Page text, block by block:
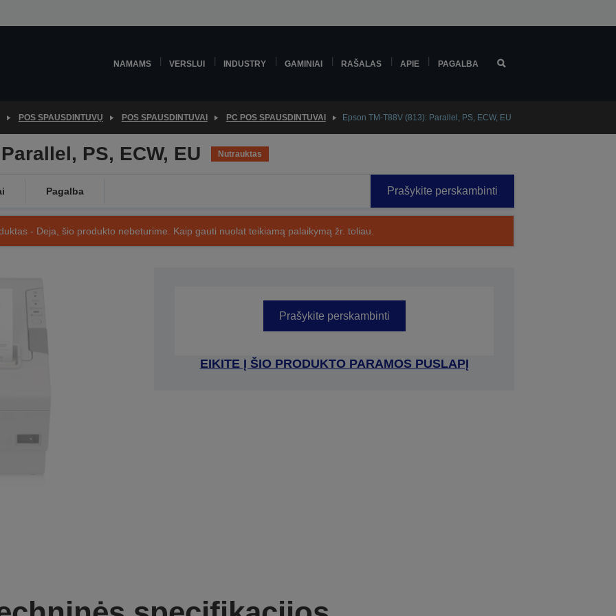
NAMAMS VERSLUI INDUSTRY GAMINIAI RAŠALAS APIE PAGALBA
POS SPAUSDINTUVŲ POS SPAUSDINTUVAI PC POS SPAUSDINTUVAI Epson TM-T88V (813): Parallel, PS, ECW, EU
PS, ECW, EU Nutrauktas
Pagalba Prašykite perskambinti
- Deja, šio produkto nebeturime. Kaip gauti nuolat teikiamą palaikymą žr. toliau.
Prašykite perskambinti
EIKITE Į ŠIO PRODUKTO PARAMOS PUSLAPĮ